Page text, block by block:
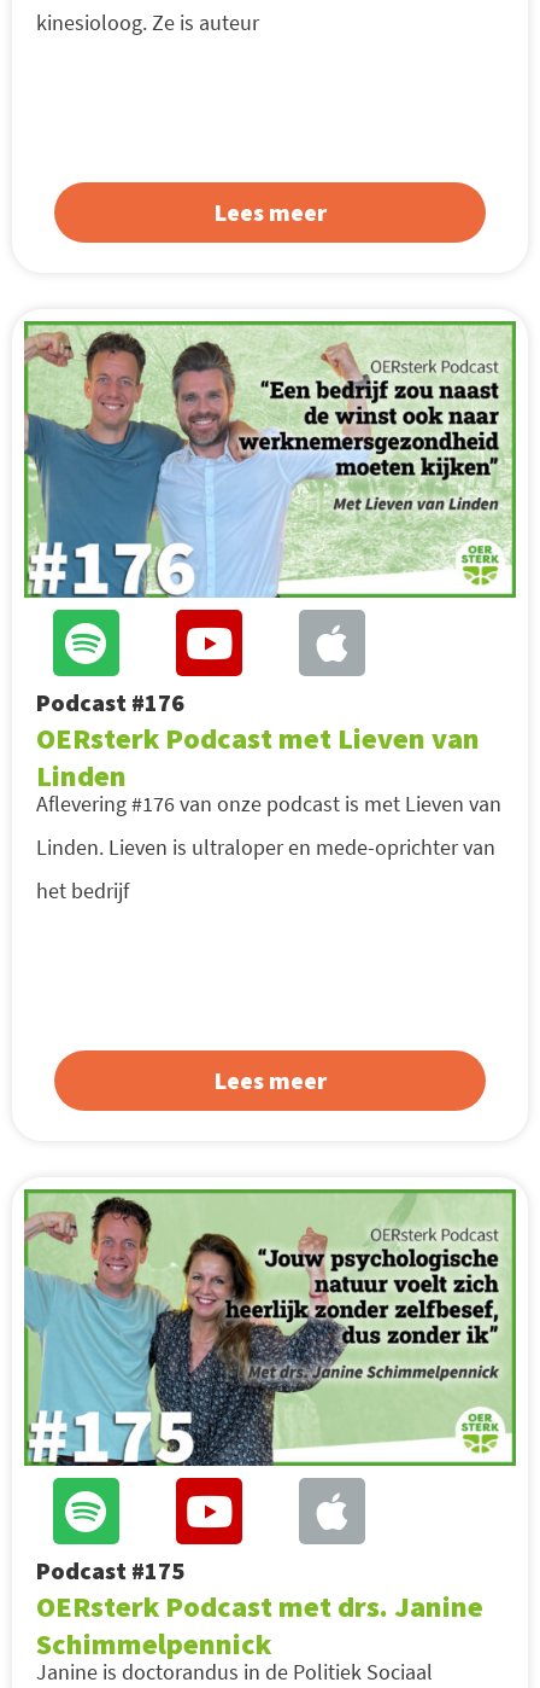
kinesioloog. Ze is auteur
Lees meer
Podcast #176
OERsterk Podcast met Lieven van
Linden
Aflevering #176 van onze podcast is met Lieven van
Linden. Lieven is ultraloper en mede-oprichter van
het bedrijf
Lees meer
Podcast #175
OERsterk Podcast met drs. Janine
Schimmelpennick
Janine is doctorandus in de Politiek Sociaal